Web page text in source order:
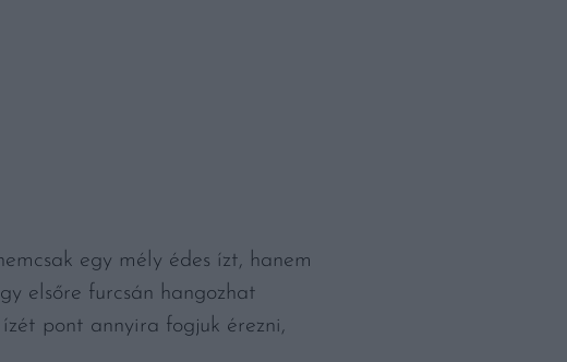
egy mély édes ízt, hanem
elsőre furcsán hangozhat
pont annyira fogjuk érezni,